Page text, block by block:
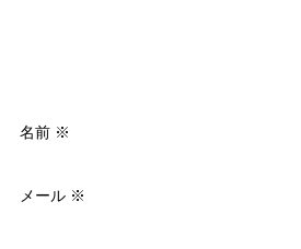
名前 ※
メール ※